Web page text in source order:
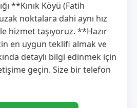
**Kınık Köyü (Fatih
noktalara dahi aynı hız
hizmet taşıyoruz. **Hazır
en uygun teklifi almak ve
detaylı bilgi edinmek için
geçin. Size bir telefon